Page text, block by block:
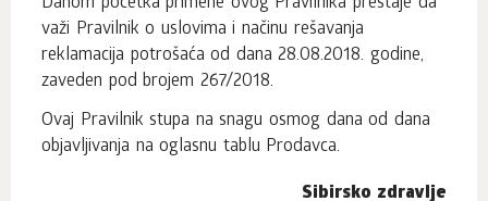
važi Pravilnik o uslovima i načinu rešavanja
reklamacija potrošaća od dana 28.08.2018. godine,
zaveden pod brojem 267/2018.
Ovaj Pravilnik stupa na snagu osmog dana od dana
objavljivanja na oglasnu tablu Prodavca.
Sibirsko zdravlje